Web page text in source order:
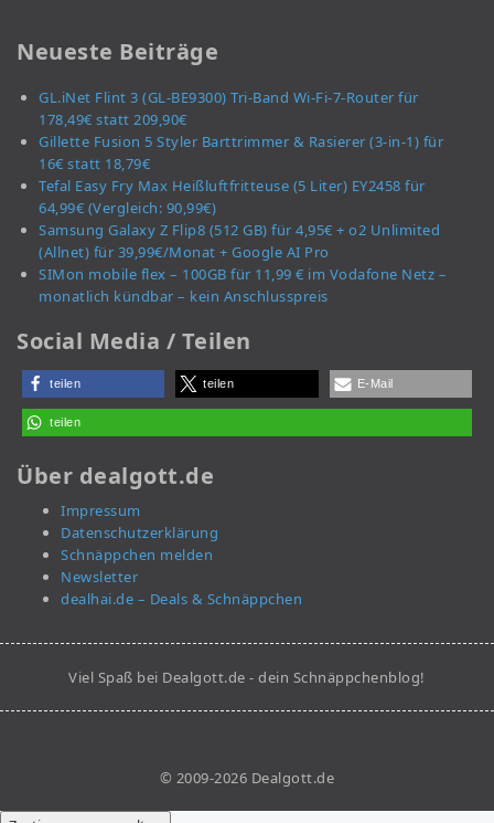
Neueste Beiträge
GL.iNet Flint 3 (GL-BE9300) Tri-Band Wi-Fi-7-Router für
178,49€ statt 209,90€
Gillette Fusion 5 Styler Barttrimmer & Rasierer (3-in-1) für
16€ statt 18,79€
Tefal Easy Fry Max Heißluftfritteuse (5 Liter) EY2458 für
64,99€ (Vergleich: 90,99€)
Samsung Galaxy Z Flip8 (512 GB) für 4,95€ + o2 Unlimited
(Allnet) für 39,99€/Monat + Google AI Pro
SIMon mobile flex – 100GB für 11,99 € im Vodafone Netz –
monatlich kündbar – kein Anschlusspreis
Social Media / Teilen
teilen teilen E-Mail
teilen
Über dealgott.de
Impressum
Datenschutzerklärung
Schnäppchen melden
Newsletter
dealhai.de – Deals & Schnäppchen
Viel Spaß bei Dealgott.de - dein Schnäppchenblog!
© 2009-2026 Dealgott.de